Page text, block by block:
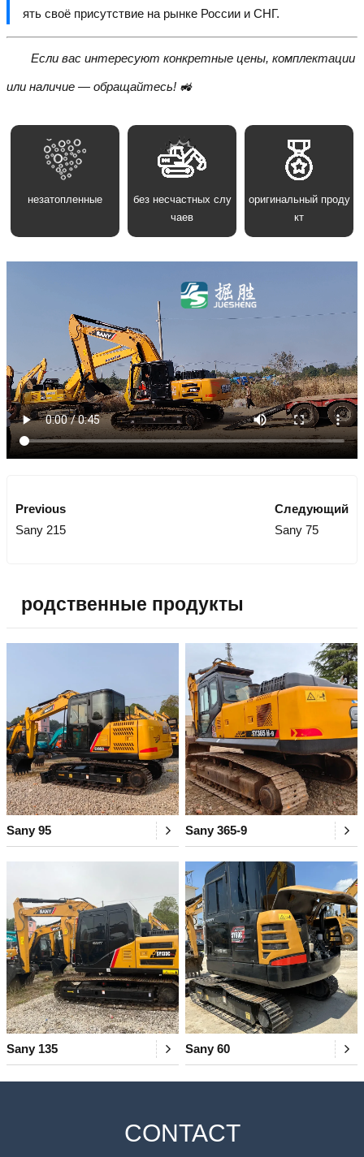
ять своё присутствие на рынке России и СНГ.
Если вас интересуют конкретные цены, комплектации
или наличие — обращайтесь! 🚜
незатопленные
без несчастных слу
чаев
оригинальный проду
кт
Previous
Sany 215
Следующий
Sany 75
родственные продукты
Sany 95 Sany 365-9
Sany 135 Sany 60
CONTACT